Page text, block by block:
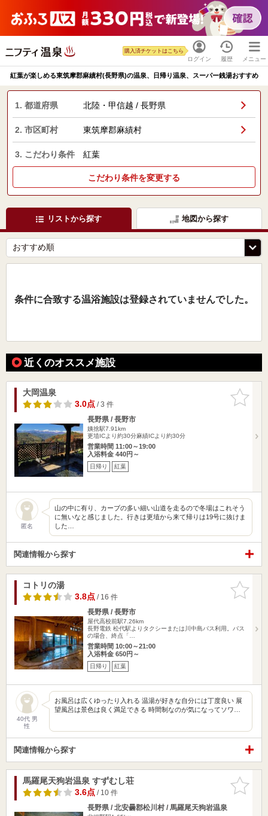
ログイン
購入済チケットはこちら
履歴 メニュー
紅葉が楽しめる東筑摩郡麻績村(長野県)の温泉、日帰り温泉、スーパー銭湯おすすめ
1. 都道府県 北陸・甲信越 / 長野県
2. 市区町村 東筑摩郡麻績村
3. こだわり条件 紅葉
こだわり条件を変更する
リストから探す 地図から探す
条件に合致する温浴施設は登録されていませんでした。
近くのオススメ施設
お気に入
りに追加
大岡温泉
3.0点/ 3 件
長野県 / 長野市
姨捨駅7.91km
更埴ICより約30分麻績ICより約30分
営業時間 11:00～19:00
入浴料金 440円～
日帰り 紅葉
匿名
山の中に有り、カーブの多い細い山道を走るので冬場はこれそう
に無いなと感じました。行きは更埴から来て帰りは19号に抜けま
した…
関連情報から探す
お気に入
りに追加
コトリの湯
3.8点/ 16 件
長野県 / 長野市
屋代高校前駅7.26km
長野電鉄 松代駅よりタクシーまたは川中島バス利用。バス
の場合、終点「…
営業時間 10:00～21:00
入浴料金 650円～
日帰り 紅葉
40代 男
性
お風呂は広くゆったり入れる 温湯が好きな自分には丁度良い 展
望風呂は景色は良く満足できる 時間制なのが気になってソワ…
関連情報から探す
お気に入
りに追加
馬羅尾天狗岩温泉 すずむし荘
3.6点/ 10 件
長野県 / 北安曇郡松川村 / 馬羅尾天狗岩温泉